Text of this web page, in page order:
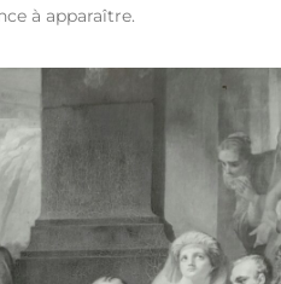
à apparaître.